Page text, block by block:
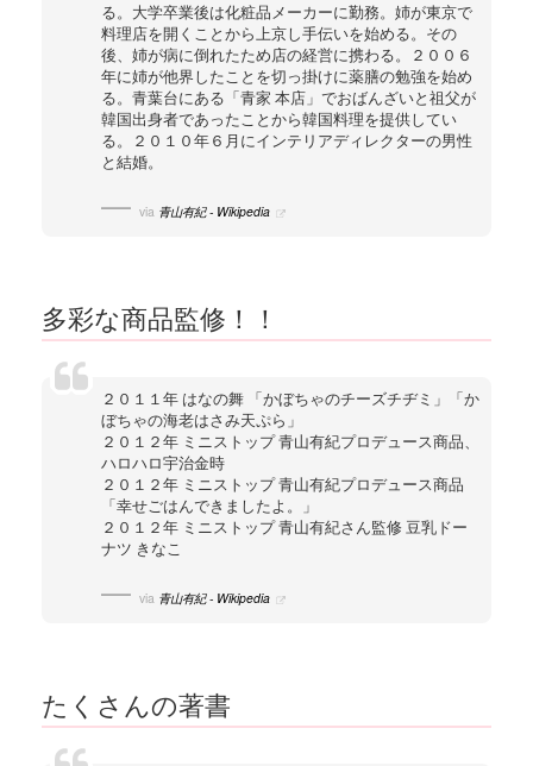
る。大学卒業後は化粧品メーカーに勤務。姉が東京で
料理店を開くことから上京し手伝いを始める。その
後、姉が病に倒れたため店の経営に携わる。２００６
年に姉が他界したことを切っ掛けに薬膳の勉強を始め
る。青葉台にある「青家 本店」でおばんざいと祖父が
韓国出身者であったことから韓国料理を提供してい
る。２０１０年６月にインテリアディレクターの男性
と結婚。
via 青山有紀 - Wikipedia
多彩な商品監修！！
２０１１年 はなの舞 「かぼちゃのチーズチヂミ」「か
ぼちゃの海老はさみ天ぷら」
２０１２年 ミニストップ 青山有紀プロデュース商品、
ハロハロ宇治金時
２０１２年 ミニストップ 青山有紀プロデュース商品
「幸せごはんできましたよ。」
２０１２年 ミニストップ 青山有紀さん監修 豆乳ドー
ナツ きなこ
via 青山有紀 - Wikipedia
たくさんの著書